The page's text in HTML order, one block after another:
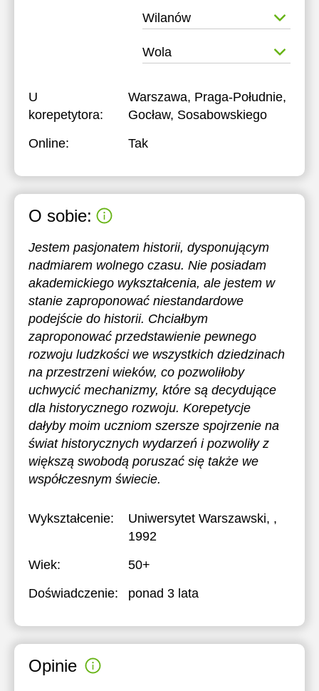
Wilanów
Wola
U
korepetytora:
Warszawa, Praga-Południe,
Gocław, Sosabowskiego
Online:
Tak
O sobie:
Jestem pasjonatem historii, dysponującym
nadmiarem wolnego czasu. Nie posiadam
akademickiego wykształcenia, ale jestem w
stanie zaproponować niestandardowe
podejście do historii. Chciałbym
zaproponować przedstawienie pewnego
rozwoju ludzkości we wszystkich dziedzinach
na przestrzeni wieków, co pozwoliłoby
uchwycić mechanizmy, które są decydujące
dla historycznego rozwoju. Korepetycje
dałyby moim uczniom szersze spojrzenie na
świat historycznych wydarzeń i pozwoliły z
większą swobodą poruszać się także we
współczesnym świecie.
Wykształcenie: Uniwersytet Warszawski, ,
1992
Wiek:
50+
Doświadczenie:
ponad 3 lata
Opinie